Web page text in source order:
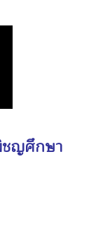
ชญศึกษา